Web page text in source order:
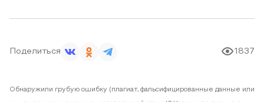
Поделиться 1837
Обнаружили грубую ошибку (плагиат, фальсифицированные данные или